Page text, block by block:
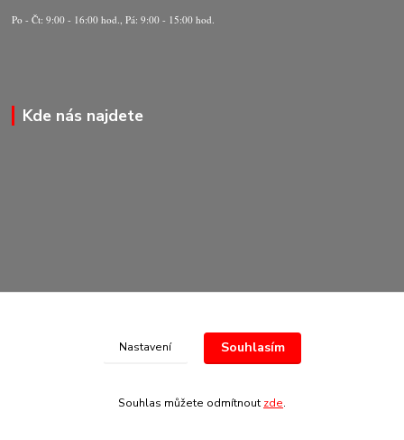
Po - Čt: 9:00 - 16:00 hod., Pá: 9:00 - 15:00 hod.
Kde nás najdete
© Copyright 2020-2026 Marking Center CZ a.s.
Nastavení Souhlasím
Souhlas můžete odmítnout zde.